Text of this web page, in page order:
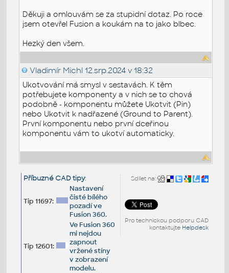
Děkuji a omlouvám se za stupidní dotaz. Po roce
jsem otevřel Fusion a koukám na to jako blbec.
Hezký den všem.
Vladimír Michl 12.srp.2024 v 18:32
Ukotvování má smysl v sestavách. K těm
potřebujete komponenty a v nich se to chová
podobně - komponentu můžete Ukotvit (Pin)
nebo Ukotvit k nadřazené (Ground to Parent).
První komponentu nebo první dceřinou
komponentu vám to ukotví automaticky.
Sdílet na:
Pro technickou podporu CAD
kontaktujte Helpdesk
Příbuzné CAD tipy:
Tip 11697:
Nastavení
čisté bílého
pozadí ve
Fusion 360.
Tip 12601:
Ve Fusion 360
mi nejdou
zapnout
vržené stíny
v zobrazení
modelu.